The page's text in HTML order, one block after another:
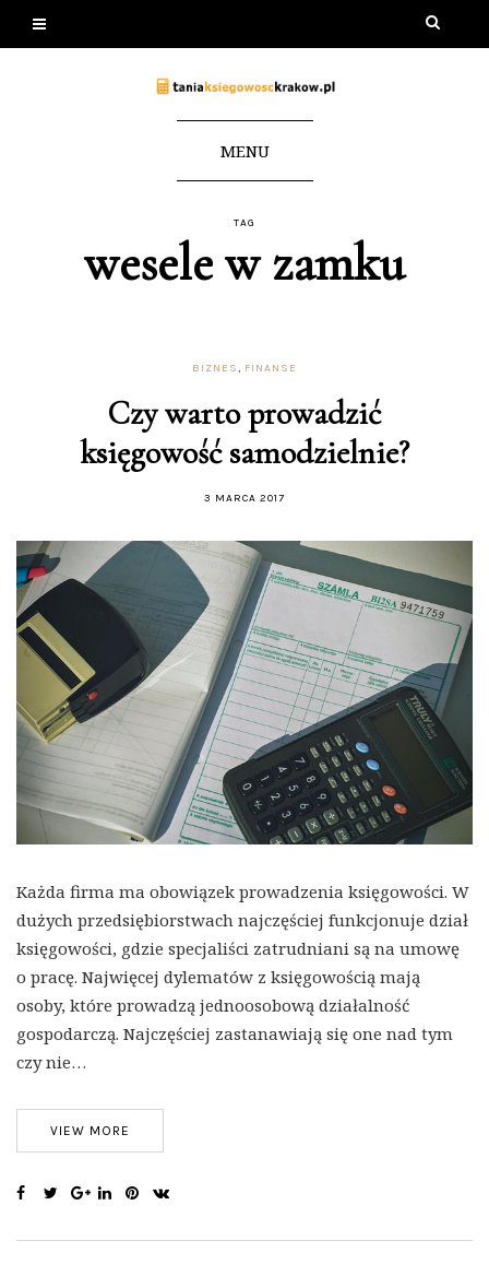
MENU
TAG
wesele w zamku
BIZNES, FINANSE
Czy warto prowadzić
księgowość samodzielnie?
3 MARCA 2017
Każda firma ma obowiązek prowadzenia księgowości. W
dużych przedsiębiorstwach najczęściej funkcjonuje dział
księgowości, gdzie specjaliści zatrudniani są na umowę
o pracę. Najwięcej dylematów z księgowością mają
osoby, które prowadzą jednoosobową działalność
gospodarczą. Najczęściej zastanawiają się one nad tym
czy nie…
VIEW MORE